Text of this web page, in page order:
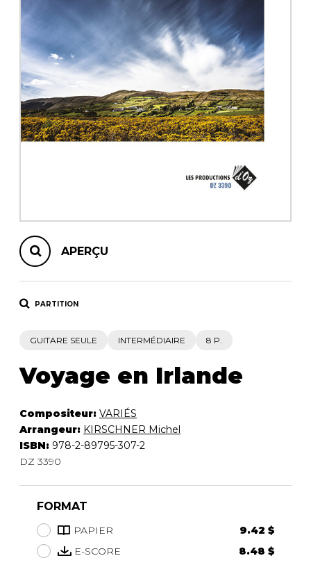
APERÇU
PARTITION
GUITARE SEULE INTERMÉDIAIRE 8 P.
Voyage en Irlande
Compositeur: VARIÉS
Arrangeur: KIRSCHNER Michel
ISBN: 978-2-89795-307-2
DZ 3390
FORMAT
PAPIER
9.42 $
E-SCORE
8.48 $